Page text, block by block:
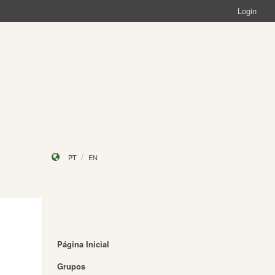
Login
PT EN
Página Inicial
Grupos